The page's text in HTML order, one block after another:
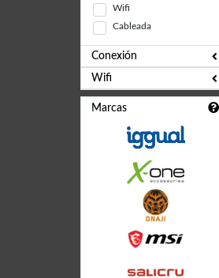
Wifi
Cableada
Conexión
Wifi
Marcas